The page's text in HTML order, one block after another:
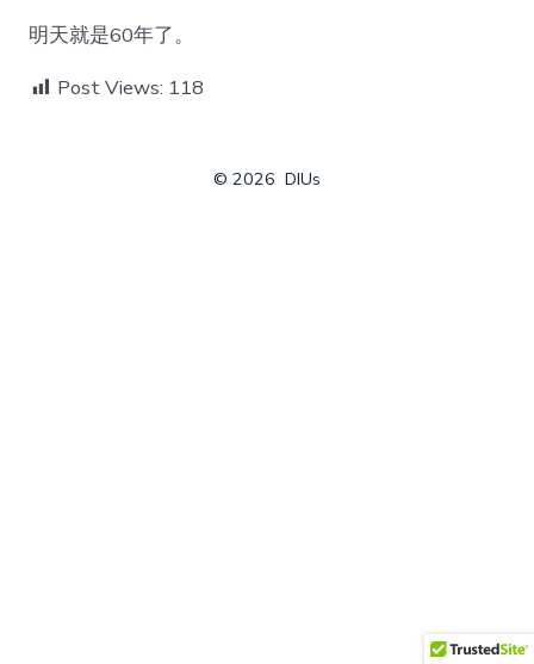
明天就是60年了。
Post Views: 118
© 2026 DIUs